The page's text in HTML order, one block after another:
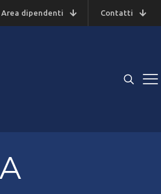
Area dipendenti Contatti